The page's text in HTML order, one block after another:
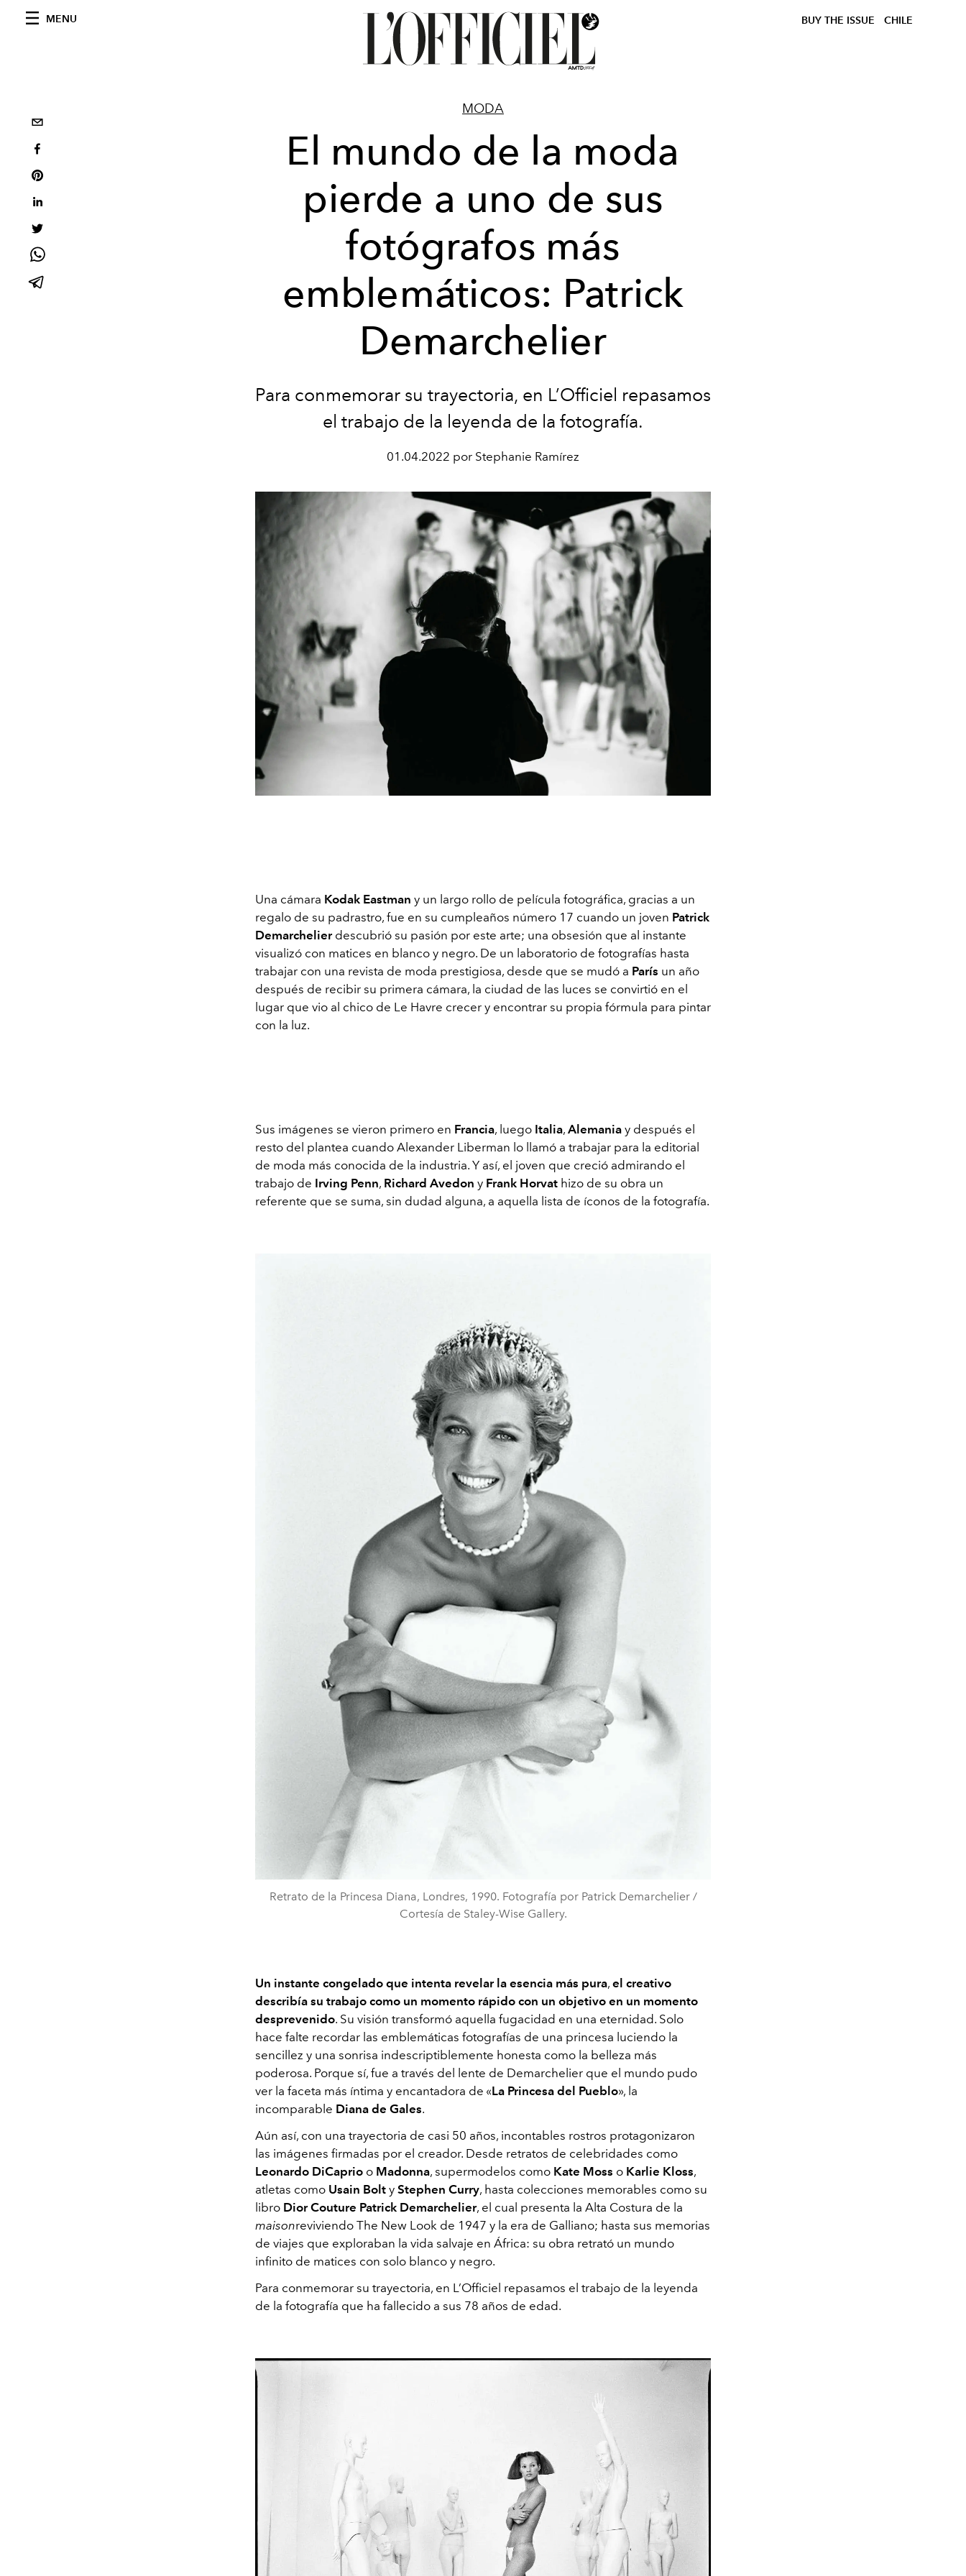
MENU BUY THE ISSUE CHILE
MODA
El mundo de la moda
pierde a uno de sus
fotógrafos más
emblemáticos: Patrick
Demarchelier
Para conmemorar su trayectoria, en L’Officiel repasamos
el trabajo de la leyenda de la fotografía.
01.04.2022 por Stephanie Ramírez
Una cámara Kodak Eastman y un largo rollo de película fotográfica, gracias a un
regalo de su padrastro, fue en su cumpleaños número 17 cuando un joven Patrick
Demarchelier descubrió su pasión por este arte; una obsesión que al instante
visualizó con matices en blanco y negro. De un laboratorio de fotografías hasta
trabajar con una revista de moda prestigiosa, desde que se mudó a París un año
después de recibir su primera cámara, la ciudad de las luces se convirtió en el
lugar que vio al chico de Le Havre crecer y encontrar su propia fórmula para pintar
con la luz.
Sus imágenes se vieron primero en Francia, luego Italia, Alemania y después el
resto del plantea cuando Alexander Liberman lo llamó a trabajar para la editorial
de moda más conocida de la industria. Y así, el joven que creció admirando el
trabajo de Irving Penn, Richard Avedon y Frank Horvat hizo de su obra un
referente que se suma, sin dudad alguna, a aquella lista de íconos de la fotografía.
Retrato de la Princesa Diana, Londres, 1990. Fotografía por Patrick Demarchelier /
Cortesía de Staley-Wise Gallery.
Un instante congelado que intenta revelar la esencia más pura, el creativo
describía su trabajo como un momento rápido con un objetivo en un momento
desprevenido. Su visión transformó aquella fugacidad en una eternidad. Solo
hace falte recordar las emblemáticas fotografías de una princesa luciendo la
sencillez y una sonrisa indescriptiblemente honesta como la belleza más
poderosa. Porque sí, fue a través del lente de Demarchelier que el mundo pudo
ver la faceta más íntima y encantadora de «La Princesa del Pueblo», la
incomparable Diana de Gales.
Aún así, con una trayectoria de casi 50 años, incontables rostros protagonizaron
las imágenes firmadas por el creador. Desde retratos de celebridades como
Leonardo DiCaprio o Madonna, supermodelos como Kate Moss o Karlie Kloss,
atletas como Usain Bolt y Stephen Curry, hasta colecciones memorables como su
libro Dior Couture Patrick Demarchelier, el cual presenta la Alta Costura de la
maisonreviviendo The New Look de 1947 y la era de Galliano; hasta sus memorias
de viajes que exploraban la vida salvaje en África: su obra retrató un mundo
infinito de matices con solo blanco y negro.
Para conmemorar su trayectoria, en L’Officiel repasamos el trabajo de la leyenda
de la fotografía que ha fallecido a sus 78 años de edad.